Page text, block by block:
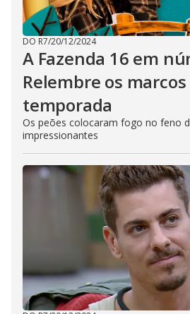
DO R7/20/12/2024
A Fazenda 16 em
Relembre os marcos
temporada
Os peões colocaram fogo no feno
impressionantes